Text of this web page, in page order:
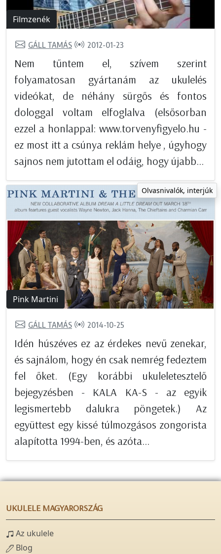
Filmzenék
GÁLL TAMÁS 2012-01-23
Nem tűntem el, szívem szerint
folyamatosan gyártanám az ukulelés
videókat, de néhány sürgős és fontos
dologgal voltam elfoglalva (elsősorban
ezzel a honlappal: www.torvenyfigyelo.hu -
ez most itt a csúnya reklám helye , úgyhogy
sajnos nem jutottam el odáig, hogy újabb...
Olvasnivalók, interjúk
Pink Martini
GÁLL TAMÁS 2014-10-25
Idén húszéves ez az érdekes nevű zenekar,
és sajnálom, hogy én csak nemrég fedeztem
fel őket. (Egy korábbi ukuleletesztelő
bejegyzésben - KALA KA-S - az egyik
legismertebb dalukra pöngetek.) Az
együttest egy kissé túlmozgásos zongorista
alapította 1994-ben, és azóta...
UKULELE MAGYARORSZÁG
Az ukulele
Blog